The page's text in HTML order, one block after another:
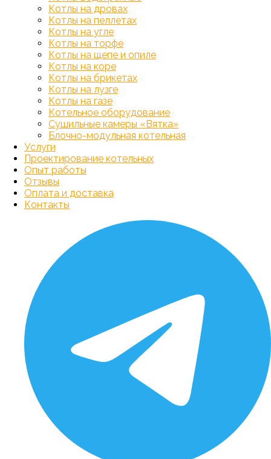
Котлы на дровах
Котлы на пеллетах
Котлы на угле
Котлы на торфе
Котлы на щепе и опиле
Котлы на коре
Котлы на брикетах
Котлы на лузге
Котлы на газе
Котельное оборудование
Сушильные камеры «Вятка»
Блочно-модульная котельная
Услуги
Проектирование котельных
Опыт работы
Отзывы
Оплата и доставка
Контакты